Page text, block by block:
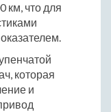
км, что для
которая
и